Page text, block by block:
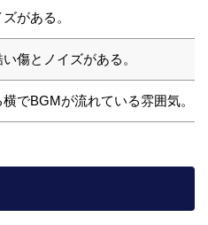
がある。
傷とノイズがある。
でBGMが流れている雰囲気。